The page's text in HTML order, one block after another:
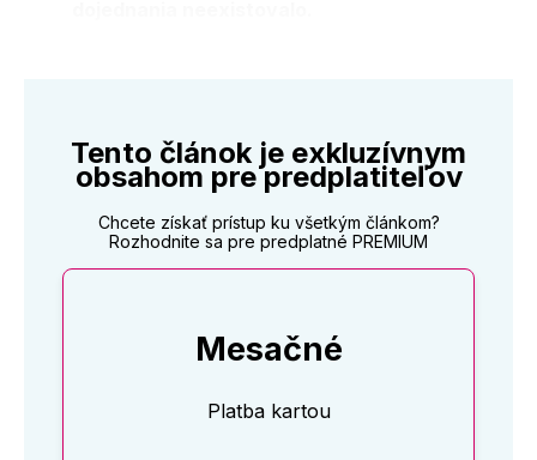
Tento článok je exkluzívnym
obsahom pre predplatiteľov
Chcete získať prístup ku všetkým článkom?
Rozhodnite sa pre predplatné PREMIUM
Mesačné
Platba kartou